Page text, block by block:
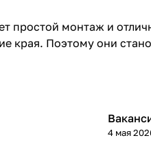
простой монтаж и
края. Поэтому они
4 мая